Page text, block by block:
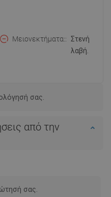
Μειονεκτήματα:
Στενή
λαβή.
σας.
από την
σας.